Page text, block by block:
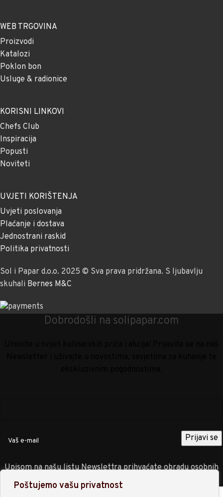
Poštujemo vašu privatnost
WEB TRGOVINA
Proizvodi
Katalozi
Poklon bon
Usluge & radionice
KORISNI LINKOVI
Chefs Club
Inspiracija
Popusti
Noviteti
UVJETI KORIŠTENJA
Uvjeti poslovanja
Plaćanje i dostava
Jednostrani raskid
Politika privatnosti
Sol i Papar d.o.o. 2025 © Sva prava pridržana. S ljubavlju
skuhali Bernes M&C
Dobrodošli na solipapar.com
Upisom na našu listu Newslettra prihvaćate obradu osobnih
podataka sukladno
Politici privatnosti